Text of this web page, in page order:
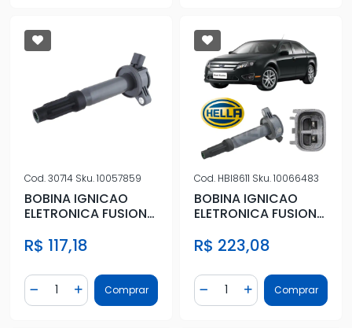
Cod.30714 Sku.10057859
BOBINA IGNICAO
ELETRONICA FUSION
R$ 117,18
Diminuir Quantidade
Quantidade
Adicionar Quantidade
Comprar
Cod. HBI8611 Sku.10066483
BOBINA IGNICAO
ELETRONICA FUSION
R$ 223,08
Diminuir Quantidade
Quantidade
AdicionarComprar